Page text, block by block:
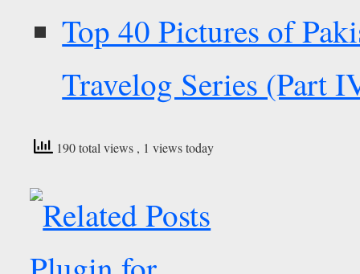
Top 40 Pictures of
Travelog Series (Part
190 total views , 1 views today